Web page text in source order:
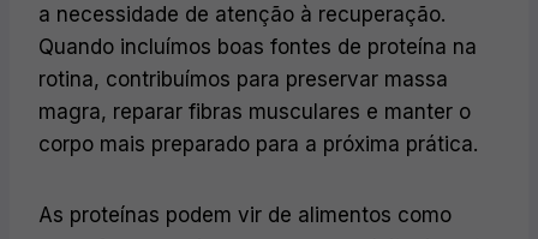
a necessidade de atenção à recuperação.
Quando incluímos boas fontes de proteína na
rotina, contribuímos para preservar massa
magra, reparar fibras musculares e manter o
corpo mais preparado para a próxima prática.
As proteínas podem vir de alimentos como